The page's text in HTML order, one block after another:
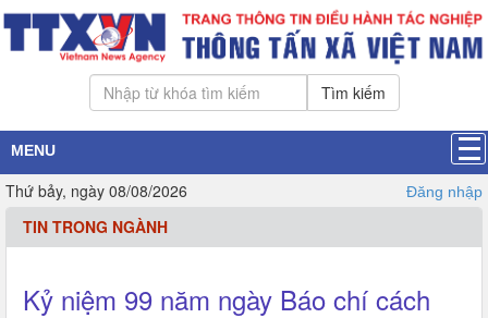
Tìm kiếm
MENU
Thứ bảy, ngày 08/08/2026 Đăng nhập
TIN TRONG NGÀNH
Kỷ niệm 99 năm ngày Báo chí cách